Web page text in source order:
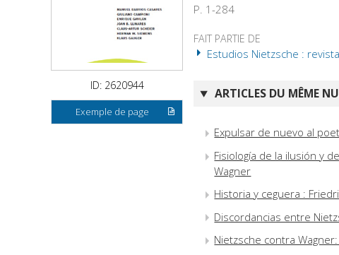
ID: 2620944
Exemple de page
P. 1-284
FAIT PARTIE DE
Estudios Nietzsche :
ARTICLES DU MÊME
Expulsar de nuevo al
Fisiología de la ilusión y
Wagner
Historia y ceguera :
Discordancias entre
Nietzsche contra